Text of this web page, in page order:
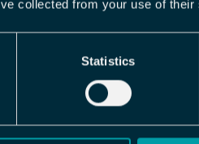
collected from your use of
Statistics
för oss och våra
känns väldigt bra att vi
under många år framåt.
service till